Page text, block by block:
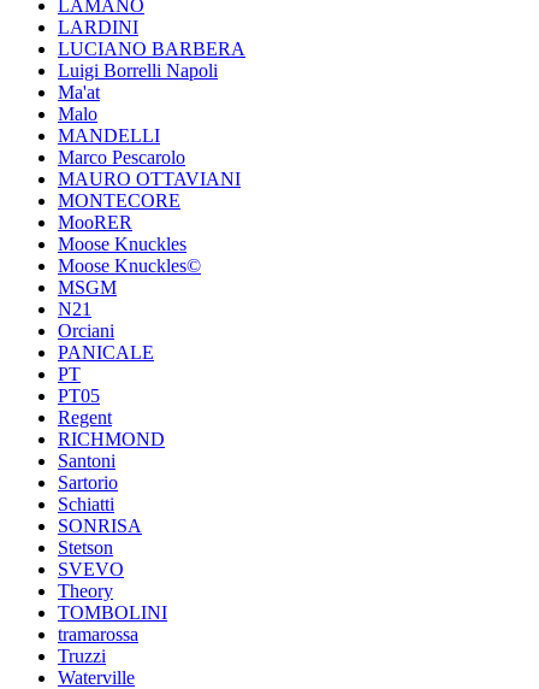
LAMANO
LARDINI
LUCIANO BARBERA
Luigi Borrelli Napoli
Ma'at
Malo
MANDELLI
Marco Pescarolo
MAURO OTTAVIANI
MONTECORE
MooRER
Moose Knuckles
Moose Knuckles©️
MSGM
N21
Orciani
PANICALE
PT
PT05
Regent
RICHMOND
Santoni
Sartorio
Schiatti
SONRISA
Stetson
SVEVO
Theory
TOMBOLINI
tramarossa
Truzzi
Waterville